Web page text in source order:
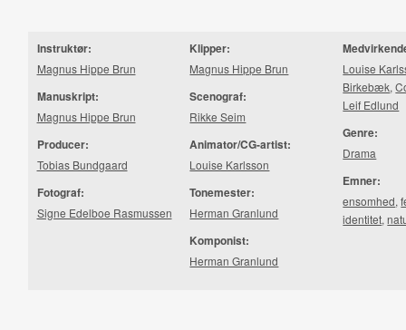
Instruktør:
Magnus Hippe Brun
Manuskript:
Magnus Hippe Brun
Producer:
Tobias Bundgaard
Fotograf:
Signe Edelboe Rasmussen
Klipper:
Magnus Hippe Brun
Scenograf:
Rikke Seim
Animator/CG-artist:
Louise Karlsson
Tonemester:
Herman Granlund
Komponist:
Herman Granlund
Louise
Birkebæk,
Leif Edlund
Genre:
Drama
Emner:
ensomhed,
identitet,